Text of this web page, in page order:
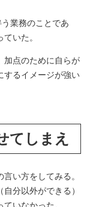
業務のことであ
いた。
加点のために自らが
するイメージが強い
てしまえ
い方をしてみる。
分以外ができる）